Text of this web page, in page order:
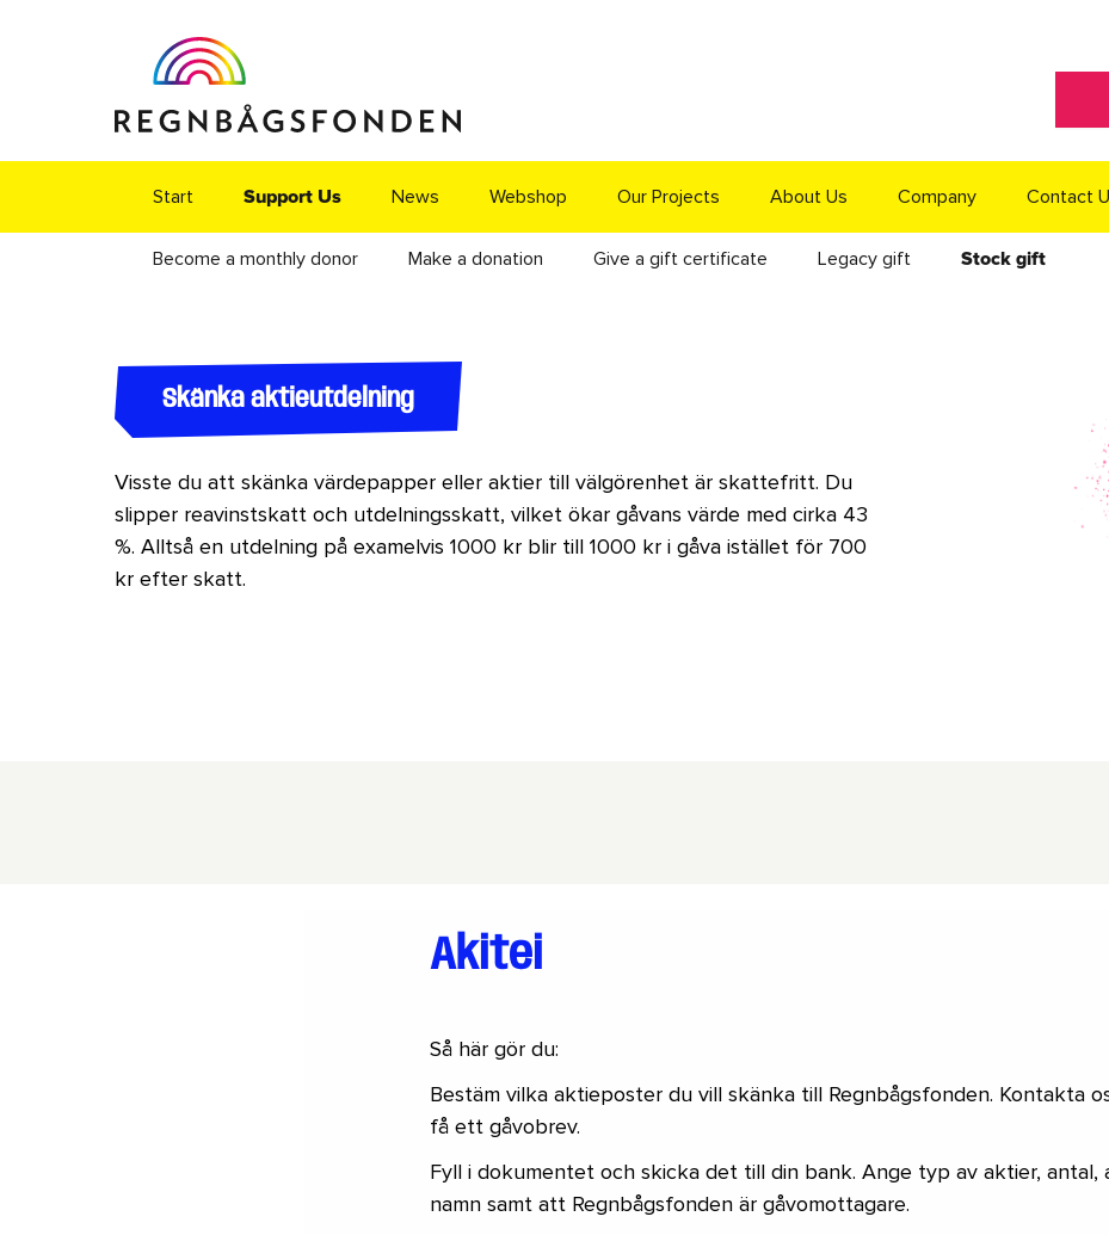
Start Support Us News Webshop Our Projects About Us Company Contact
Become a monthly donor Make a donation Give a gift certificate Legacy gift Stock gift
Skänka aktieutdelning
Visste du att skänka värdepapper eller aktier till välgörenhet är skattefritt. Du
slipper reavinstskatt och utdelningsskatt, vilket ökar gåvans värde med cirka 43
%. Alltså en utdelning på examelvis 1000 kr blir till 1000 kr i gåva istället för 700
kr efter skatt.
Akitei
Så här gör du:
Bestäm vilka aktieposter du vill skänka till Regnbågsfonden. Kontakta
få ett gåvobrev.
Fyll i dokumentet och skicka det till din bank. Ange typ av aktier, antal,
namn samt att Regnbågsfonden är gåvomottagare.